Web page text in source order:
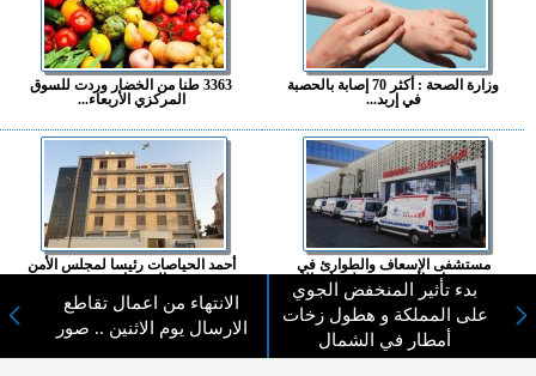
وزارة الصحة : أكثر 70 إصابة بالحصبة
في إربد...
3363 طنا من الخضار وردت للسوق
المركزي الأربعاء...
مستشفى الإسعاف والطوارئ في
مستشفيات البشير يحصل على الا...
أحمد الحياصات رئيسا لمجلس الأمن
السيبراني...
بدء تأثير المنخفض الجوي
على المملكة و هطول زخات
أمطار في الشمال
الانتهاء من اعمال تقاطع
الارسال يوم الاثنين .. صور